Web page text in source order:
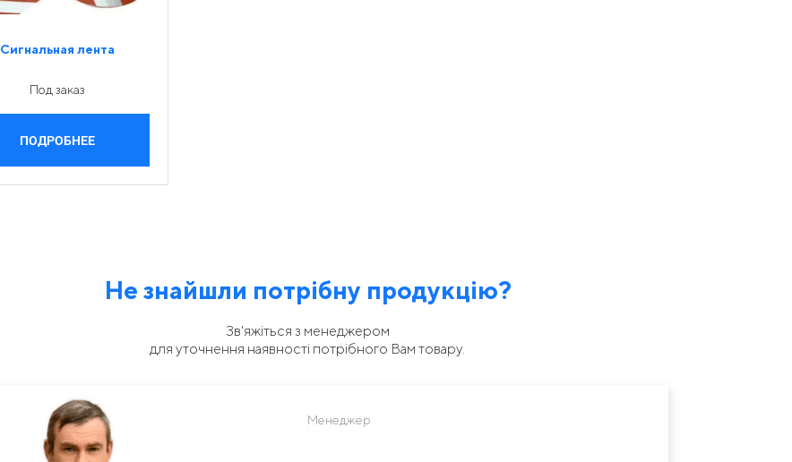
Сигнальная лента
Под заказ
ПОДРОБНЕЕ
Не знайшли потрібну продукцію?
Зв'яжіться з менеджером
для уточнення наявності потрібного Вам товару.
Менеджер